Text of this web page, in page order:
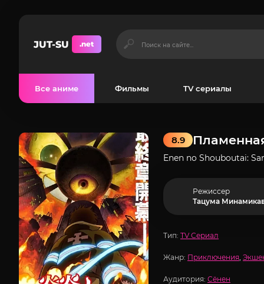
JUT-SU .net
Все аниме Фильмы TV сериалы
8.9
Enen no Shouboutai:
Режиссер
Тацума
Тип: TV Сериал
Жанр: Приключения,
Аудитория: Сёнен